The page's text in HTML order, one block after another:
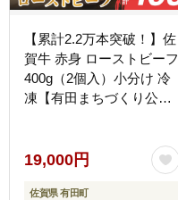
【累計2.2万本突破！】佐
賀牛 赤身 ローストビーフ
400g（2個入）小分け 冷
凍【有田まちづくり公
19,000円
佐賀県 有田町